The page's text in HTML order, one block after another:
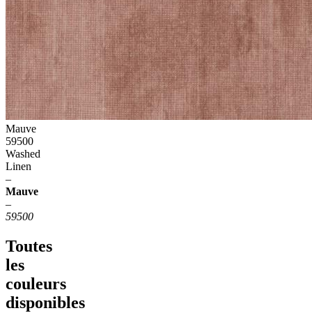
Mauve
59500
Washed
Linen
–
Mauve
–
59500
Toutes
les
couleurs
disponibles